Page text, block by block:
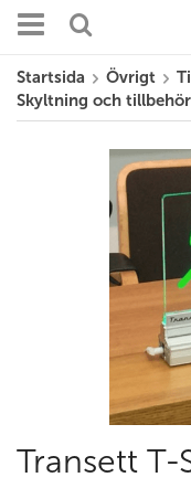
Startsida Övrigt
Skyltning och tillbehör
Transett T-